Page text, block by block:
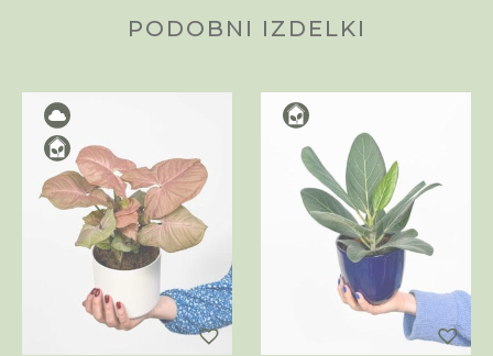
PODOBNI IZDELKI